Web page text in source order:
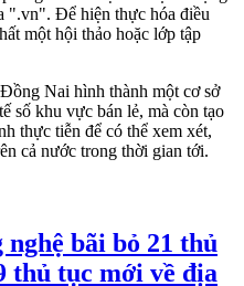
".vn". Để hiện thực hóa điều
một hội thảo hoặc lớp tập
Nai hình thành một cơ sở
số khu vực bán lẻ, mà còn tạo
thực tiễn để có thể xem xét,
cả nước trong thời gian tới.
bãi bỏ 21 thủ
thủ tục mới về địa